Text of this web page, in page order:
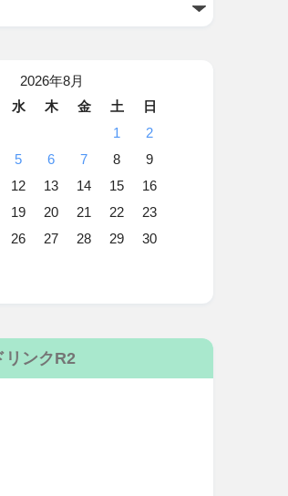
2026年8月
水 木 金 土
日
1
2
5 6 7 8
9
12 13 14 15
16
19 20 21 22
23
26 27 28 29
30
リンクR2